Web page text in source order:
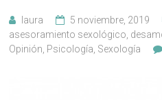
laura 5 noviembre, 2019
asesoramiento sexológico
Opinión Psicología Sexología